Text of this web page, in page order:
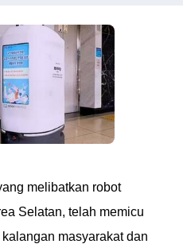
melibatkan robot
Selatan, telah memicu
masyarakat dan